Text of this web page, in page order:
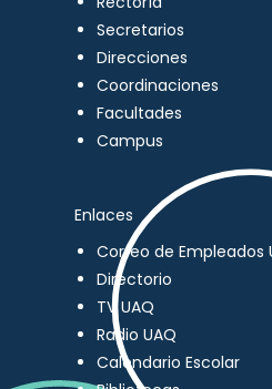
Secretarios
Direcciones
Coordinaciones
Facultades
Campus
Enlaces
Correo de Empleados
Directorio
TV UAQ
Radio UAQ
Calendario Escolar